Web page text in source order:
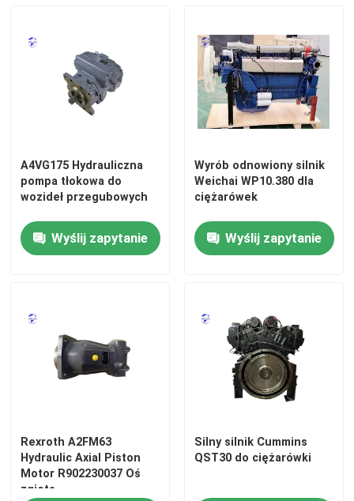
Silnik DEUTZ
Pompa hydrauliczna
Podróżna skrzynia biegów
Silnik Yanmara
Silnik Perkinsa
Silnik Weichai
A4VG175 Hydrauliczna
pompa tłokowa do
wozideł przegubowych
Wyślij zapytanie
Wyrób odnowiony silnik
Weichai WP10.380 dla
ciężarówek
Wyślij zapytanie
Rexroth A2FM63
Hydraulic Axial Piston
Motor R902230037 Oś
zgięta
Silny silnik Cummins
QST30 do ciężarówki